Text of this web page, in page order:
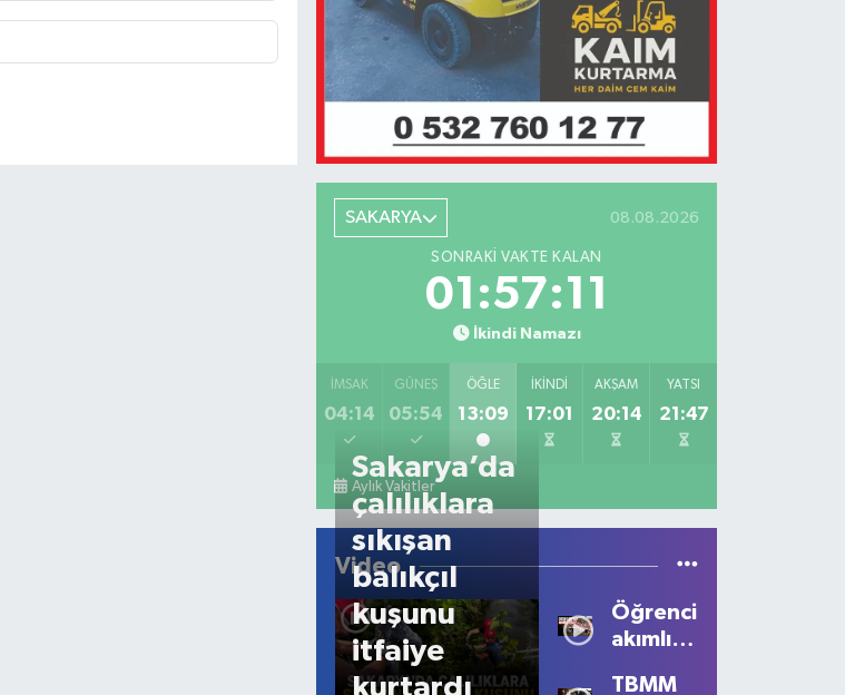
SAKARYA 08.08.2026
SONRAKI VAKTE KALAN
01:57:11
İkindi Namazı
İMSAK
04:14
GÜNEŞ
05:54
ÖĞLE
13:09
İKINDI
17:01
AKŞAM
20:14
YATSI
21:47
Aylık Vakitler
Video
Sakarya’da
çalılıklara
sıkışan
balıkçıl
kuşunu
itfaiye
kurtardı
Öğrencilerden
akımlı
TBMM